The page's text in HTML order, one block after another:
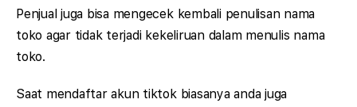
Penjual juga bisa mengecek kembali penulisan nama
toko agar tidak terjadi kekeliruan dalam menulis nama
toko.
Saat mendaftar akun tiktok biasanya anda juga